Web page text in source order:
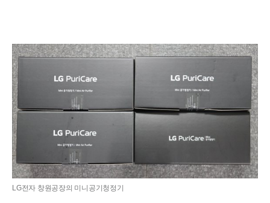
LG전자 창원공장의 미니공기청정기